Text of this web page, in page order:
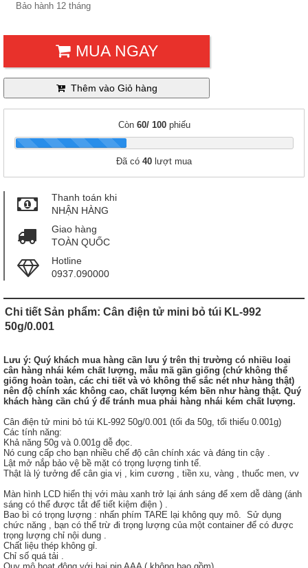
Bảo hành 12 tháng
MUA NGAY
Thêm vào Giỏ hàng
Còn 60/ 100phiếu
|
Đã có40 lượt mua
Thanh toán khi
NHẬN HÀNG
Giao hàng
TOÀN QUỐC
Hotline
0937.090000
Chi tiết Sản phẩm: Cân điện tử mini bỏ túi KL-992
50g/0.001
Lưu ý: Quý khách mua hàng cần lưu ý trên thị trường có nhiều loại
cân hàng nhái kém chất lượng, mẫu mã gần giống (chứ không thể
giống hoàn toàn, các chi tiết và vỏ không thể sắc nét như hàng thật)
nên độ chính xác không cao, chất lượng kém bền như hàng thật. Quý
khách hàng cần chú ý để tránh mua phải hàng nhái kém chất lượng.
Cân điện tử mini bỏ túi KL-992 50g/0.001 (tối đa 50g, tối thiếu 0.001g)
Các tính năng:
Khả năng 50g và 0.001g dễ đọc.
Nó cung cấp cho bạn nhiều chế độ cân chính xác và đáng tin cậy .
Lật mở nắp bảo vệ bề mặt có trọng lượng tinh tế.
Thật là lý tưởng để cân gia vị , kim cương , tiền xu, vàng , thuốc men, vv
Màn hình LCD hiển thị với màu xanh trở lại ánh sáng để xem dễ dàng (ánh
sáng có thể được tắt để tiết kiệm điện ) .
Bao bì có trọng lượng : nhấn phím TARE lại không quy mô. Sử dụng
chức năng , bạn có thể trừ đi trọng lượng của một container để có được
trọng lượng chỉ nội dung .
Chất liệu thép không gỉ.
Chỉ số quá tải .